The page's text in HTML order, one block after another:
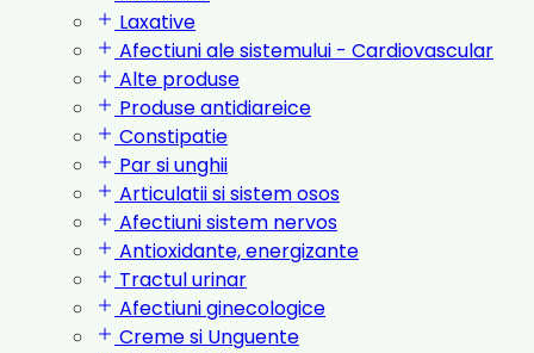
Laxative
Afectiuni ale sistemului - Cardiovascular
Alte produse
Produse antidiareice
Constipatie
Par si unghii
Articulatii si sistem osos
Afectiuni sistem nervos
Antioxidante, energizante
Tractul urinar
Afectiuni ginecologice
Creme si Unguente